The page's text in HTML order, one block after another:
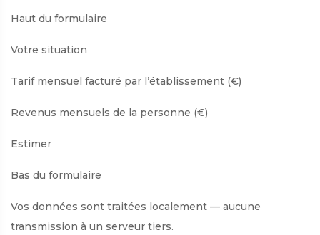
Haut du formulaire
Votre situation
Tarif mensuel facturé par l’établissement (€)
Revenus mensuels de la personne (€)
Estimer
Bas du formulaire
Vos données sont traitées localement — aucune
transmission à un serveur tiers.